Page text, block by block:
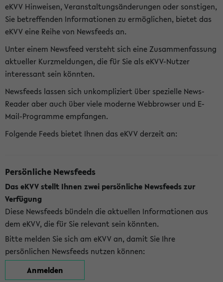
eKVV Hinweisen, Veranstaltungsänderungen oder sonstigen,
Sie betreffenden Informationen zu ermöglichen, bietet das
eKVV eine Reihe von Newsfeeds an.
Unter einem Newsfeed versteht sich eine Zusammenfassung
aktueller Kurzmeldungen, die für Sie als eKVV-Nutzer
interessant sein könnten.
Newsfeeds lassen sich unkompliziert über spezielle News-
Reader aber auch über viele moderne Webbrowser und E-
Mail-Programme empfangen.
Folgende Feeds bietet Ihnen das eKVV derzeit an:
Persönliche Newsfeeds
Das eKVV stellt Ihnen zwei persönliche Newsfeeds zur
Verfügung
Diese Newsfeeds bündeln die aktuellen Informationen aus
dem eKVV, die für Sie relevant sein könnten.
Bitte melden Sie sich am eKVV an, damit Sie Ihre
persönlichen Newsfeeds nutzen können:
Anmelden